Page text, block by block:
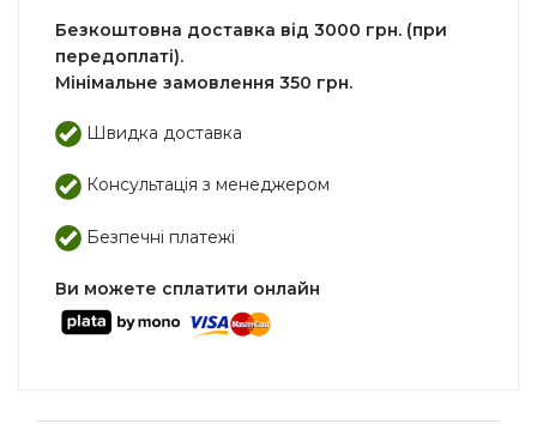
Безкоштовна доставка від 3000 грн. (при
передоплаті).
Мінімальне замовлення 350 грн.
Швидка доставка
Консультація з менеджером
Безпечні платежі
Ви можете сплатити онлайн